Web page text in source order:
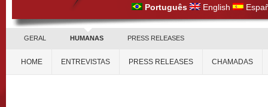
Português English
GERAL HUMANAS PRESS RELEASES
HOME ENTREVISTAS PRESS RELEASES CHAMADAS